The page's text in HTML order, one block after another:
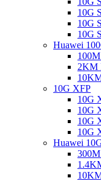
10G
10G
10G
Huawei
2KM
10G XFP
10G
10G
10G
10G
Huawei